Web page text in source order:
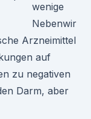
wenige
Nebenwir
Arzneimittel
auf
zu negativen
Darm, aber